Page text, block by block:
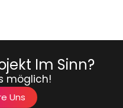
Im Sinn?
möglich!
Uns